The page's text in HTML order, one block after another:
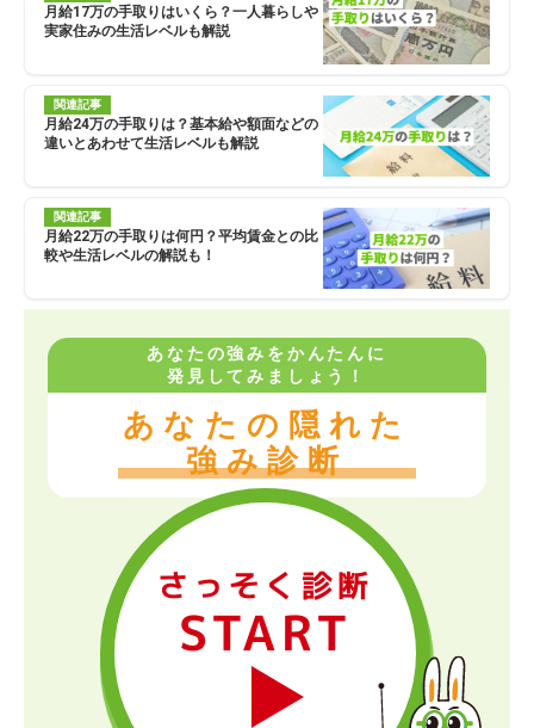
月給17万の手取りはいくら？一人暮らしや
実家住みの生活レベルも解説
関連記事
月給24万の手取りは？基本給や額面などの
違いとあわせて生活レベルも解説
関連記事
月給22万の手取りは何円？平均賃金との比
較や生活レベルの解説も！
あなたの強みをかんたんに
発見してみましょう！
あなたの隠れた
強み診断
さっそく診断
START